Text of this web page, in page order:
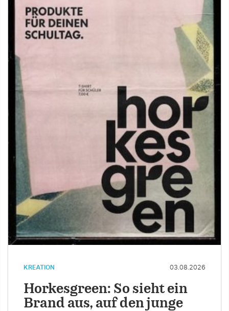
KREATION 03.08.2026
Horkesgreen: So sieht ein
Brand aus, auf den junge